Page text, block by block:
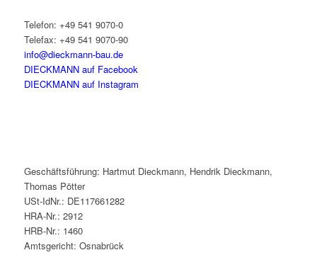
Telefon: +49 541 9070-0
Telefax: +49 541 9070-90
info@dieckmann-bau.de
DIECKMANN auf Facebook
DIECKMANN auf Instagram
Geschäftsführung: Hartmut Dieckmann, Hendrik Dieckmann,
Thomas Pötter
USt-IdNr.: DE117661282
HRA-Nr.: 2912
HRB-Nr.: 1460
Amtsgericht: Osnabrück